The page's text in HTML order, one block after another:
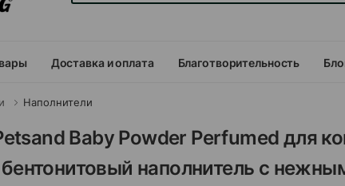
Доставка и оплата Благотворительность
Наполнители
Baby Powder Perfumed для
наполнитель с